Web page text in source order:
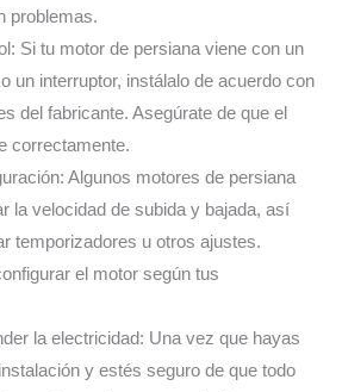
problemas.
Si tu motor de persiana viene con un
un interruptor, instálalo de acuerdo con
del fabricante. Asegúrate de que el
correctamente.
Algunos motores de persiana
la velocidad de subida y bajada, así
temporizadores u otros ajustes.
el motor según tus
la electricidad: Una vez que hayas
y estés seguro de que todo